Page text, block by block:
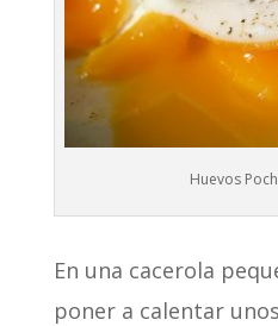
Huevos
En una cacerola
poner a calentar